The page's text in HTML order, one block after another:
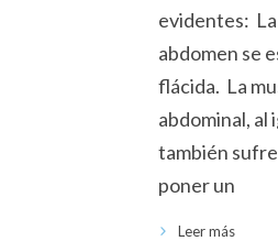
evidentes:
abdomen se
flácida. La
abdominal, al
también
poner un
Leer más